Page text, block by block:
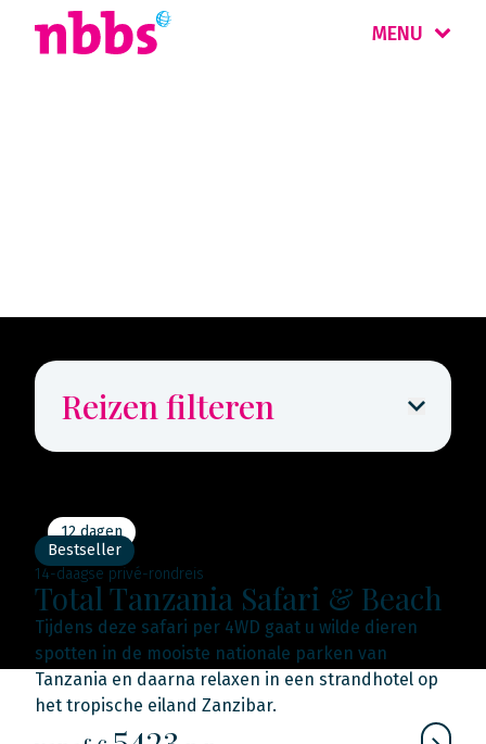
MENU
Reizen filteren
12 dagen
Bestseller
14-daagse privé-rondreis
Total Tanzania Safari & Beach
Tijdens deze safari per 4WD gaat u wilde dieren
spotten in de mooiste nationale parken van
Tanzania en daarna relaxen in een strandhotel op
het tropische eiland Zanzibar.